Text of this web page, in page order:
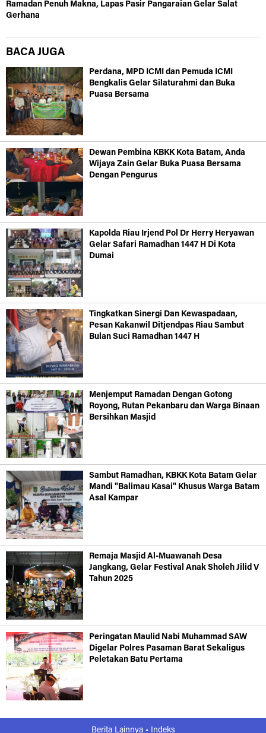
Ramadan Penuh Makna, Lapas Pasir Pangaraian Gelar Salat
Gerhana
BACA JUGA
Perdana, MPD ICMI dan Pemuda ICMI
Bengkalis Gelar Silaturahmi dan Buka
Puasa Bersama
Dewan Pembina KBKK Kota Batam, Anda
Wijaya Zain Gelar Buka Puasa Bersama
Dengan Pengurus
Kapolda Riau Irjend Pol Dr Herry Heryawan
Gelar Safari Ramadhan 1447 H Di Kota
Dumai
Tingkatkan Sinergi Dan Kewaspadaan,
Pesan Kakanwil Ditjendpas Riau Sambut
Bulan Suci Ramadhan 1447 H
Menjemput Ramadan Dengan Gotong
Royong, Rutan Pekanbaru dan Warga Binaan
Bersihkan Masjid
Sambut Ramadhan, KBKK Kota Batam Gelar
Mandi "Balimau Kasai" Khusus Warga Batam
Asal Kampar
Remaja Masjid Al-Muawanah Desa
Jangkang, Gelar Festival Anak Sholeh Jilid V
Tahun 2025
Peringatan Maulid Nabi Muhammad SAW
Digelar Polres Pasaman Barat Sekaligus
Peletakan Batu Pertama
Berita Lainnya • Indeks